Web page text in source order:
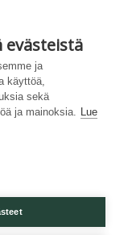
evästeistä
ja
käyttöä,
sekä
ja mainoksia. Lue
Euroopan unionin
komissio ei ole
käytöstä.